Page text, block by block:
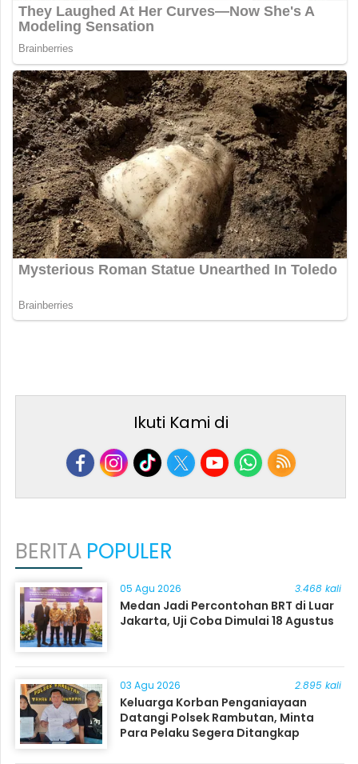
Ikuti Kami di
BERITA POPULER
05 Agu 2026 3.468 kali
Medan Jadi Percontohan BRT di Luar
Jakarta, Uji Coba Dimulai 18 Agustus
03 Agu 2026 2.895 kali
Keluarga Korban Penganiayaan
Datangi Polsek Rambutan, Minta
Para Pelaku Segera Ditangkap